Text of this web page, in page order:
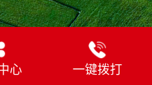
心 一键拨打